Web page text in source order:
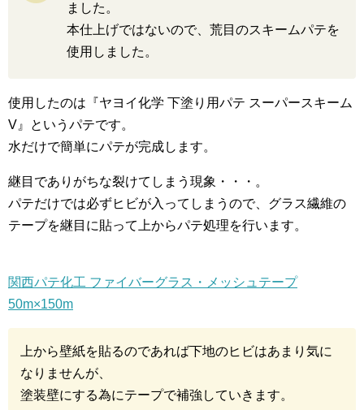
ました。
本仕上げではないので、荒目のスキームパテを
使用しました。
使用したのは『ヤヨイ化学 下塗り用パテ スーパースキーム
V』というパテです。
水だけで簡単にパテが完成します。
継目でありがちな裂けてしまう現象・・・。
パテだけでは必ずヒビが入ってしまうので、グラス繊維の
テープを継目に貼って上からパテ処理を行います。
関西パテ化工 ファイバーグラス・メッシュテープ
50m×150m
上から壁紙を貼るのであれば下地のヒビはあまり気に
なりませんが、
塗装壁にする為にテープで補強していきます。